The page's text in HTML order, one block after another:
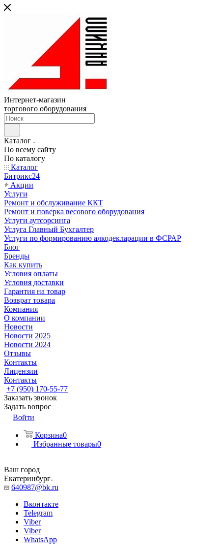
Интернет-магазин
торгового оборудования
Каталог
По всему сайту
По каталогу
Каталог
Битрикс24
Акции
Услуги
Ремонт и обслуживание ККТ
Ремонт и поверка весового оборудования
Услуги аутсорсинга
Услуга Главный Бухгалтер
Услуги по формированию алкодекларации в ФСРАР
Блог
Бренды
Как купить
Условия оплаты
Условия доставки
Гарантия на товар
Возврат товара
Компания
О компании
Новости
Новости 2025
Новости 2024
Отзывы
Контакты
Лицензии
Контакты
+7 (950) 170-55-77
Заказать звонок
Задать вопрос
Войти
Корзина0
Избранные товары0
Ваш город
Екатеринбург
640987@bk.ru
Вконтакте
Telegram
Viber
Viber
WhatsApp